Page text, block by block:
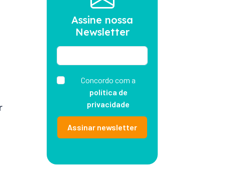
Assine nossa
Newsletter
Concordo com a
política de
privacidade
Assinar newsletter